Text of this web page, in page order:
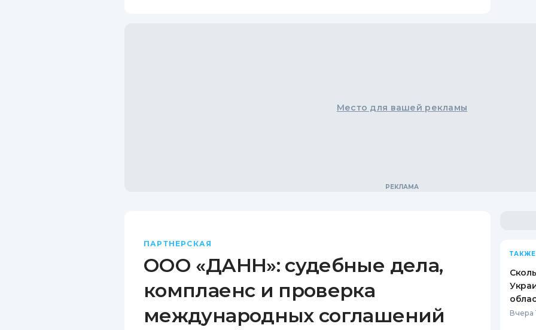
Место для вашей рекламы
ПАРТНЕРСКАЯ
ООО «ДАНН»: судебные дела,
комплаенс и проверка
международных соглашений
Вчера